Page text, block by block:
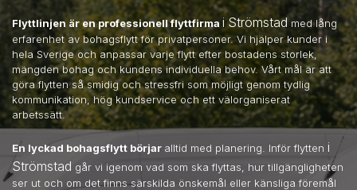
Flyttlinjen är en professionell flyttfirma i Strömstadmed lång
erfarenhet av bohagsflytt för privatpersoner. Vi hjälper kunder i
hela Sverige och anpassar varje flytt efter bostadens storlek,
mängden bohag och kundens individuella behov. Vårt mål är att
göra flytten så smidig och stressfri som möjligt genom tydlig
kommunikation, hög kundservice och ett välorganiserat
arbetssätt.
En lyckad bohagsflytt börjar alltid med planering. Inför flytten i
Strömstad går vi igenom vad som ska flyttas, hur tillgängligheten
ser ut och om det finns särskilda önskemål eller känsliga föremål